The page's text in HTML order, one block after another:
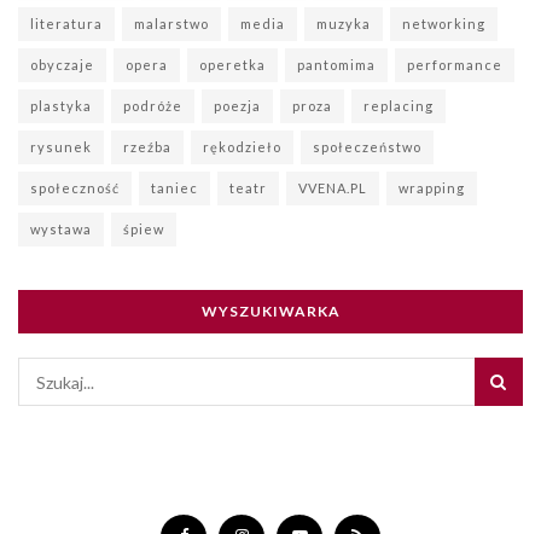
literatura malarstwo media muzyka networking
obyczaje opera operetka pantomima performance
plastyka podróże poezja proza replacing
rysunek rzeźba rękodzieło społeczeństwo
społeczność taniec teatr VVENA.PL wrapping
wystawa śpiew
WYSZUKIWARKA